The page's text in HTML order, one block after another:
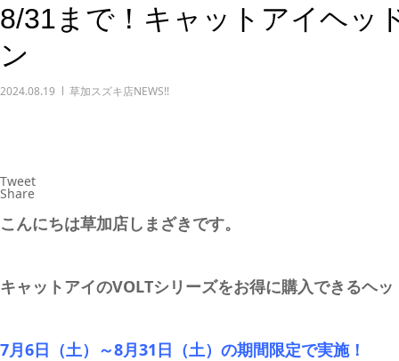
8/31まで！キャットアイヘッ
ン
2024.08.19 草加スズキ店NEWS!!
Tweet
Share
こんにちは草加店しまざきです。
キャットアイのVOLTシリーズをお得に購入できるヘ
7月6日（土）～8月31日（土）の期間限定で実施！